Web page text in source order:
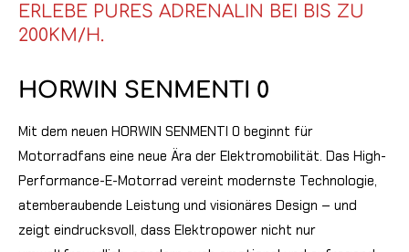
ERLEBE PURES ADRENALIN BEI BIS ZU
200KM/H.
HORWIN SENMENTI 0
Mit dem neuen HORWIN SENMENTI 0 beginnt für
Motorradfans eine neue Ära der Elektromobilität. Das High-
Performance-E-Motorrad vereint modernste Technologie,
atemberaubende Leistung und visionäres Design – und
zeigt eindrucksvoll, dass Elektropower nicht nur